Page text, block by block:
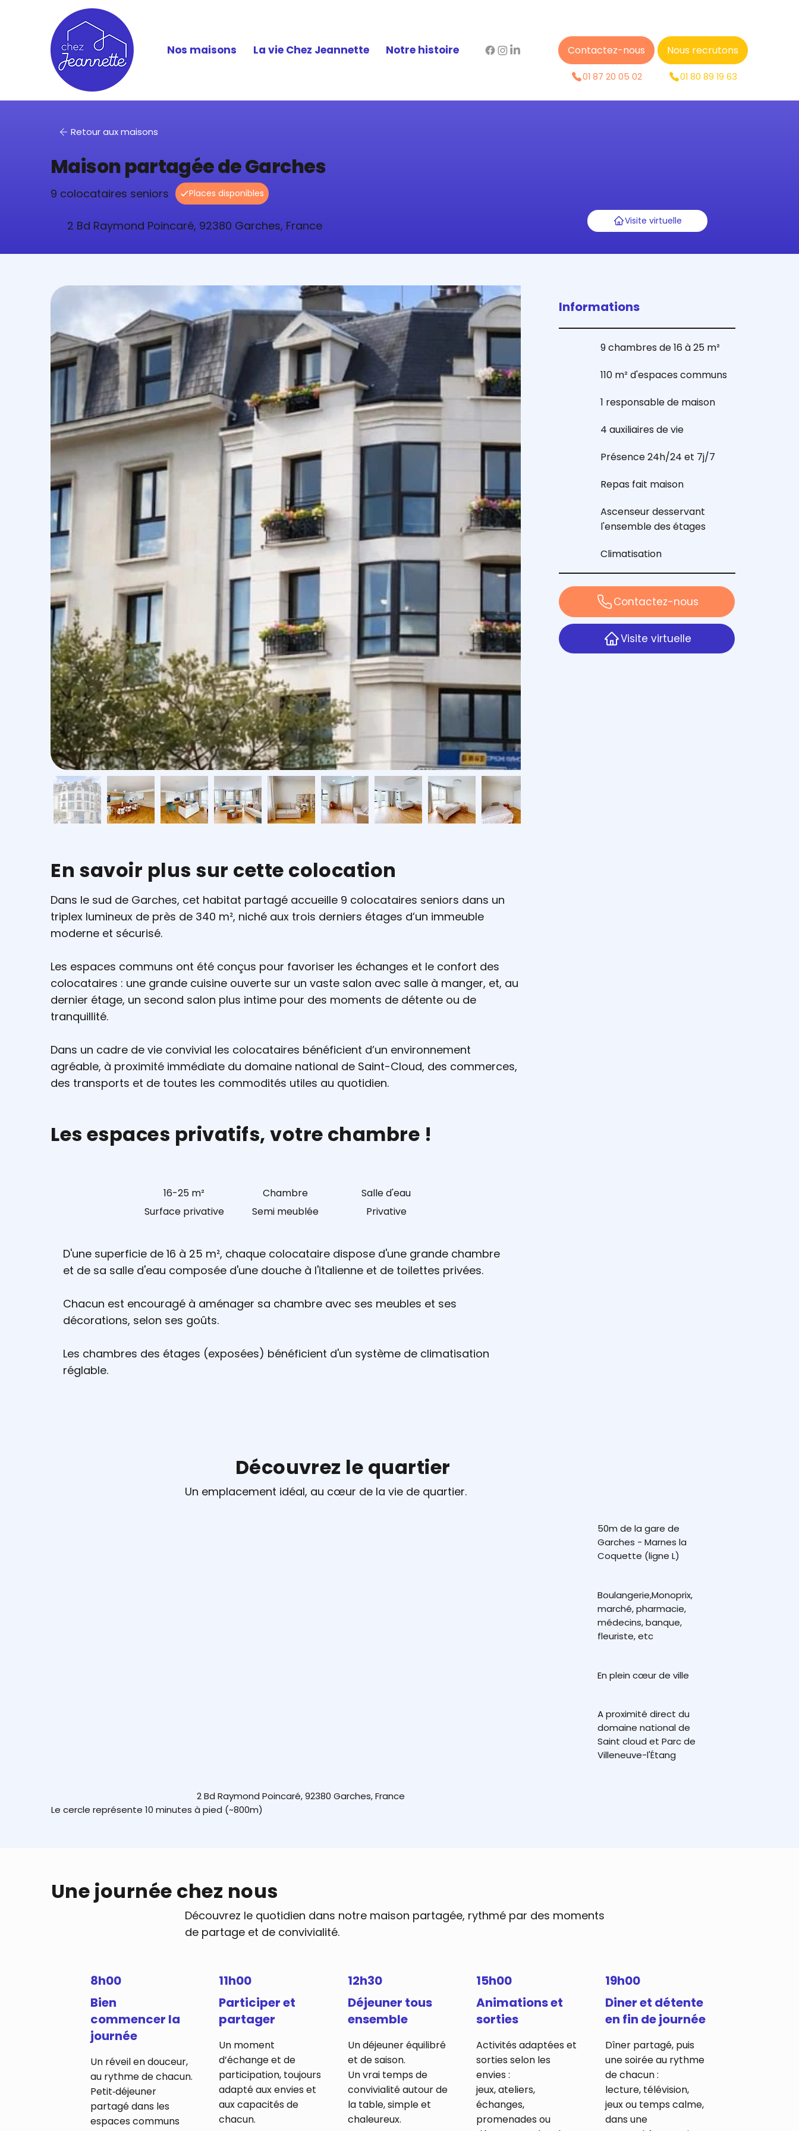
Nos maisons La vie Chez Jeannette Notre histoire Contactez-nous
01 87 20 05 02
Nous recrutons
01 80 89 19 63
Retour aux maisons
Maison partagée de Garches
9 colocataires seniors
2 Bd Raymond Poincaré, 92380 Garches, France Visite virtuelle
En savoir plus sur cette colocation
Dans le sud de Garches, cet habitat partagé accueille 9 colocataires seniors dans un
triplex lumineux de près de 340 m², niché aux trois derniers étages d’un immeuble
moderne et sécurisé.
Les espaces communs ont été conçus pour favoriser les échanges et le confort des
colocataires : une grande cuisine ouverte sur un vaste salon avec salle à manger, et, au
dernier étage, un second salon plus intime pour des moments de détente ou de
tranquillité.
Dans un cadre de vie convivial les colocataires bénéficient d’un environnement
agréable, à proximité immédiate du domaine national de Saint-Cloud, des commerces,
des transports et de toutes les commodités utiles au quotidien.
Les espaces privatifs, votre chambre !
16-25 m²
Surface privative
Chambre
Semi meublée
Salle d'eau
Privative
D'une superficie de 16 à 25 m², chaque colocataire dispose d'une grande chambre
et de sa salle d'eau composée d'une douche à l'italienne et de toilettes privées.
Chacun est encouragé à aménager sa chambre avec ses meubles et ses
décorations, selon ses goûts.
Les chambres des étages (exposées) bénéficient d'un système de climatisation
réglable.
9 chambres de 16 à 25 m²
110 m² d'espaces communs
1 responsable de maison
4 auxiliaires de vie
Présence 24h/24 et 7j/7
Repas fait maison
Ascenseur desservant
l'ensemble des étages
Climatisation
Informations
Contactez-nous
Visite virtuelle
Découvrez le quartier
Un emplacement idéal, au cœur de la vie de quartier.
2 Bd Raymond Poincaré, 92380 Garches, France
Le cercle représente 10 minutes à pied (~800m)
50m de la gare de
Garches - Marnes la
Coquette (ligne L)
Boulangerie,Monoprix,
marché, pharmacie,
médecins, banque,
fleuriste, etc
En plein cœur de ville
A proximité direct du
domaine national de
Saint cloud et Parc de
Villeneuve-l'Étang
Une journée chez nous
Découvrez le quotidien dans notre maison partagée, rythmé par des moments
de partage et de convivialité.
8h00
Bien
commencer la
journée
Un réveil en douceur,
au rythme de chacun.
Petit‑déjeuner
partagé dans les
espaces communs
11h00
Participer et
partager
Un moment
d’échange et de
participation, toujours
adapté aux envies et
aux capacités de
chacun.
12h30
Déjeuner tous
ensemble
Un déjeuner équilibré
et de saison.
Un vrai temps de
convivialité autour de
la table, simple et
chaleureux.
15h00
Animations et
sorties
Activités adaptées et
sorties selon les
envies :
jeux, ateliers,
échanges,
promenades ou
19h00
Diner et détente
en fin de journée
Dîner partagé, puis
une soirée au rythme
de chacun :
lecture, télévision,
jeux ou temps calme,
dans une